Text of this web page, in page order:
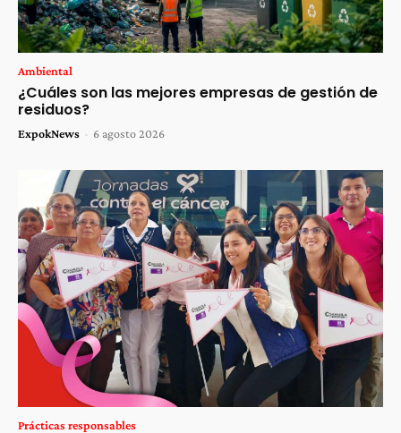
Ambiental
¿Cuáles son las mejores empresas de gestión de
residuos?
ExpokNews - 6 agosto 2026
Prácticas responsables